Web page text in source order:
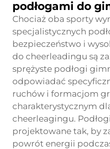
podłogami do
Chociaż oba sporty
specjalistycznych
bezpieczeństwo i
do cheerleadingu są
sprężyste podłogi
odpowiadać
ruchów i formacjom
charakterystycznym
cheerleagingu.
projektowane tak, by
powrót energii